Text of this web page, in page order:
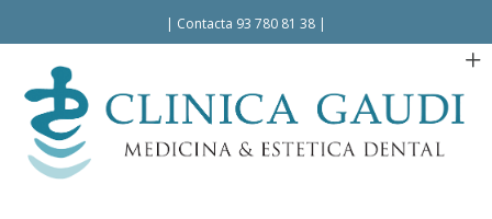
| Contacta 93 780 81 38 |